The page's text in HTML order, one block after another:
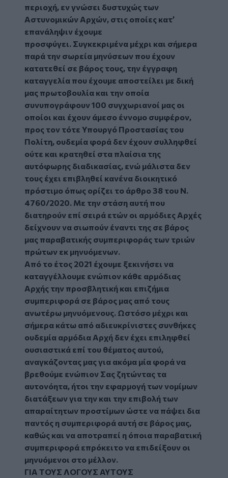
περιοχή, εν γνώσει δυστυχώς των
Αστυνομικών Αρχών, στις οποίες κατ’
επανάληψιν έχουμε
προσφύγει. Συγκεκριμένα μέχρι και σήμερα
παρά την σωρεία μηνύσεων που έχουν
κατατεθεί σε βάρος τους, την έγγραφη
καταγγελία που έχουμε αποστείλει με δική
μας πρωτοβουλία και την οποία
συνυπογράφουν 100 συγχωριανοί μας οι
οποίοι και έχουν άμεσο έννομο συμφέρον,
προς τον τότε Υπουργό Προστασίας του
Πολίτη, ουδεμία φορά δεν έχουν συλληφθεί
ούτε και κρατηθεί στα πλαίσια της
αυτόφωρης διαδικασίας, ενώ μάλιστα δεν
τους έχει επιβληθεί κανένα διοικητικό
πρόστιμο όπως ορίζει το άρθρο 38 του Ν.
4760/2020. Με την στάση αυτή που
διατηρούν επί σειρά ετών οι αρμόδιες Αρχές
δείχνουν να σιωπούν έναντι της σε βάρος
μας παραβατικής συμπεριφοράς των τριών
πρώτων εκ μηνυόμενων.
Από το έτος 2021 έχουμε ξεκινήσει να
καταγγέλλουμε ενώπιον κάθε αρμόδιας
Αρχής την προσβλητική και επιζήμια
συμπεριφορά σε βάρος μας από τους
ανωτέρω μηνυόμενους. Ωστόσο μέχρι και
σήμερα κάτω από αδιευκρίνιστες συνθήκες
ουδεμία αρμόδια Αρχή δεν έχει επιληφθεί
ουσιαστικά επί του θέματος αυτού,
αναγκάζοντας μας για ακόμα μία φορά να
βρεθούμε ενώπιον Σας ζητώντας τα
αυτονόητα, ήτοι την εφαρμογή των νομίμων
διατάξεων για την και την επιβολή των
απαραίτητων προστίμων ώστε να πάψει δια
παντός η συμπεριφορά αυτή σε βάρος μας,
καθώς και να αποτραπεί η όποια παραβατική
συμπεριφορά επρόκειτο να επιδείξουν οι
μηνυόμενοι στο μέλλον.
ΓΙΑ ΤΟΥΣ ΛΟΓΟΥΣ ΑΥΤΟΥΣ